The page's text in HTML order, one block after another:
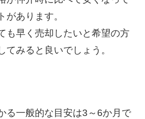
があります。
も早く売却したいと希望の方
てみると良いでしょう。
る一般的な目安は3～6か月で